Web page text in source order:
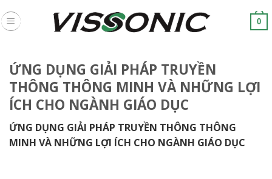
to
0
ỨNG DỤNG GIẢI PHÁP TRUYỀN
THÔNG THÔNG MINH VÀ NHỮNG LỢI
ÍCH CHO NGÀNH GIÁO DỤC
ỨNG DỤNG GIẢI PHÁP TRUYỀN THÔNG THÔNG
MINH VÀ NHỮNG LỢI ÍCH CHO NGÀNH GIÁO DỤC